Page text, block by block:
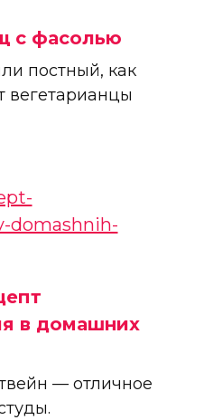
с фасолью
постный, как
вегетарианцы
в домашних
— отличное